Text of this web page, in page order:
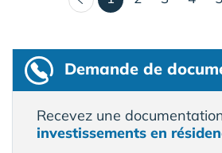
Demande de
Recevez une
investissements en